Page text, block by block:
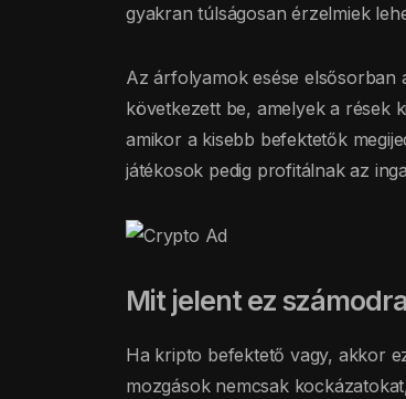
gyakran túlságosan érzelmiek
Az árfolyamok esése elsősorban
következett be, amelyek a rések
amikor a kisebb befektetők
játékosok pedig profitálnak az
Mit jelent ez
Ha kripto befektető vagy, akkor
mozgások nemcsak